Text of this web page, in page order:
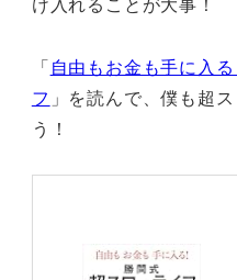
「自由もお金も手に入
フ 」を読んで、僕も超
う！